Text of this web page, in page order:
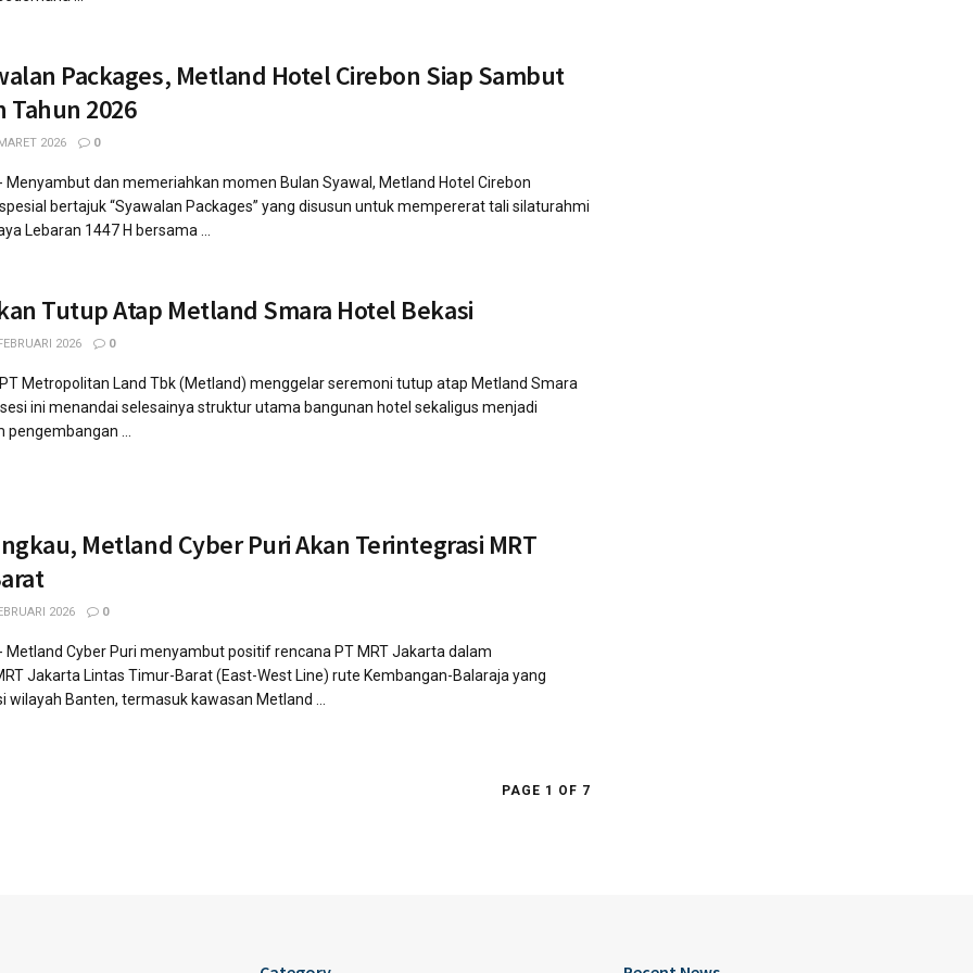
Packages, Metland Hotel Cirebon Siap Sambut
Tahun 2026
2026 0
Menyambut dan memeriahkan momen Bulan Syawal, Metland Hotel Cirebon
bertajuk “Syawalan Packages” yang disusun untuk mempererat tali silaturahmi
Lebaran 1447 H bersama ...
Tutup Atap Metland Smara Hotel Bekasi
2026 0
Metropolitan Land Tbk (Metland) menggelar seremoni tutup atap Metland Smara
ini menandai selesainya struktur utama bangunan hotel sekaligus menjadi
...
Metland Cyber Puri Akan Terintegrasi MRT
2026 0
Cyber Puri menyambut positif rencana PT MRT Jakarta dalam
Jakarta Lintas Timur-Barat (East-West Line) rute Kembangan-Balaraja yang
Banten, termasuk kawasan Metland ...
PAGE 1 OF 7